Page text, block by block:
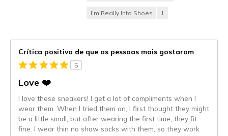
I'm Really Into Shoes 1
Crítica positiva de que as pessoas mais gostaram
5
Love ❤️
I love these sneakers! I get a lot of compliments when I
wear them. When I tried them on, I first thought they might
be a little small, but after wearing the first time, they fit
fine. I wear thin no show socks with them, so they work